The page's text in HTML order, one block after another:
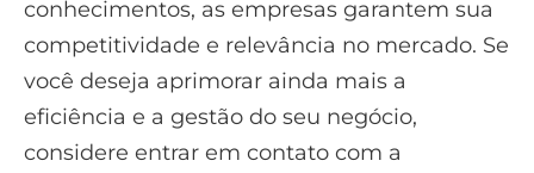
conhecimentos, as empresas garantem sua
competitividade e relevância no mercado. Se
você deseja aprimorar ainda mais a
eficiência e a gestão do seu negócio,
considere entrar em contato com a